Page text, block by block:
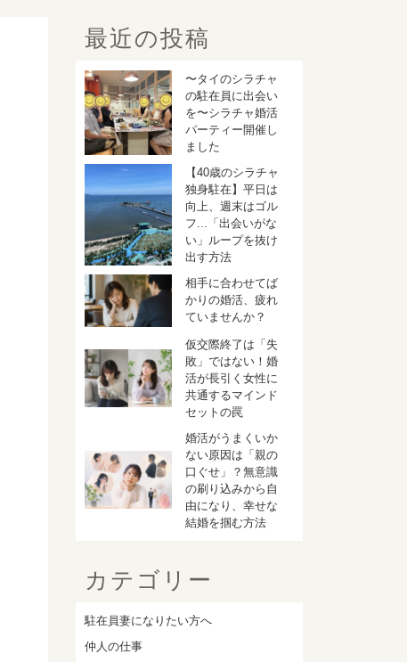
最近の投稿
〜タイのシラチャ
の駐在員に出会い
を〜シラチャ婚活
パーティー開催し
ました
【40歳のシラチャ
独身駐在】平日は
向上、週末はゴル
フ...「出会いがな
い」ループを抜け
出す方法
相手に合わせてば
かりの婚活、疲れ
ていませんか？
仮交際終了は「失
敗」ではない！婚
活が長引く女性に
共通するマインド
セットの罠
婚活がうまくいか
ない原因は「親の
口ぐせ」？無意識
の刷り込みから自
由になり、幸せな
結婚を掴む方法
カテゴリー
駐在員妻になりたい方へ
仲人の仕事